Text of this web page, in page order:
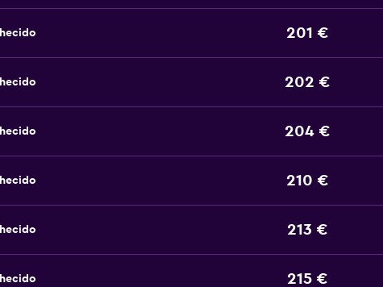
201 €
202 €
204 €
210 €
213 €
215 €